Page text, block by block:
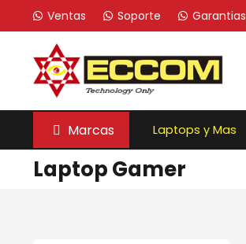
Ventas Soporte Garantias
Marcas Laptops y Mas
Laptop Gamer